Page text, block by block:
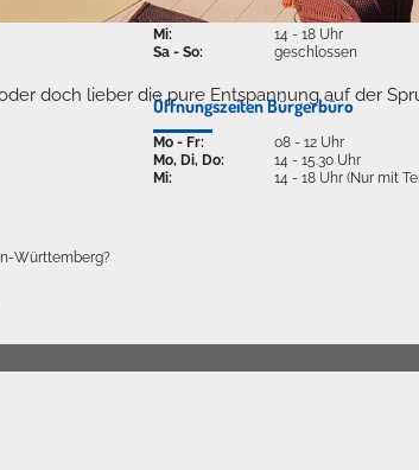
doch lieber die pure Entspannung auf der
Württemberg?
Mo - Fr:
Mi:
Sa - So:
08 - 12 Uhr
14 - 18 Uhr
geschlossen
Öffnungszeiten Bürgerbüro
Mo - Fr:
Mo, Di, Do:
Mi:
08 - 12 Uhr
14 - 15.30 Uhr
14 - 18 Uhr (Nur mit